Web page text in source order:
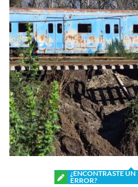
¿ENCONTRASTE UN
ERROR?